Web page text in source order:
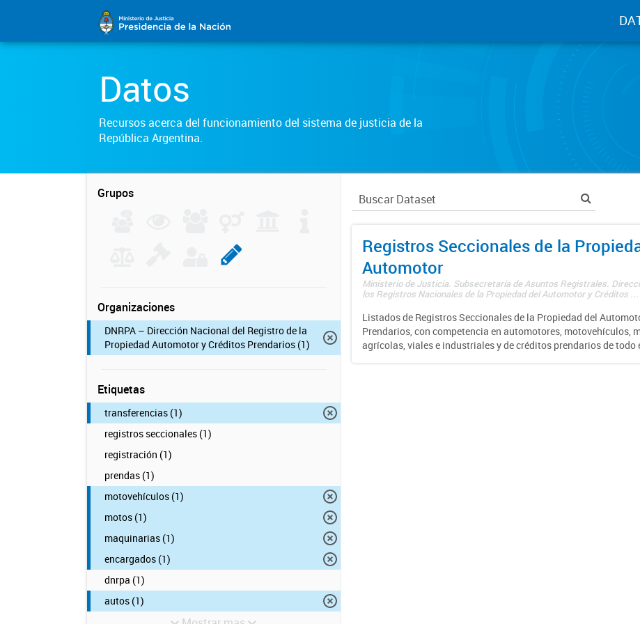
Datos
Recursos acerca del funcionamiento del sistema de justicia de la
República Argentina.
Grupos
Organizaciones
DNRPA – Dirección Nacional del Registro de la
Propiedad Automotor y Créditos Prendarios (1)
Etiquetas
transferencias (1)
registros seccionales (1)
registración (1)
prendas (1)
motovehículos (1)
motos (1)
maquinarias (1)
encargados (1)
dnrpa (1)
autos (1)
Registros Seccionales de la
Automotor
Ministerio de Justicia. Subsecretaría de Asuntos Registrales.
los Registros Nacionales de la Propiedad del Automotor y Créditos ...
Listados de Registros Seccionales de la Propiedad del
Prendarios, con competencia en automotores, motovehículos,
agrícolas, viales e industriales y de créditos prendarios de todo